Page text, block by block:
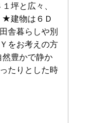
坪と広々、
★建物は６Ｄ
舎暮らしや別
をお考えの方
豊かで静か
たりとした時